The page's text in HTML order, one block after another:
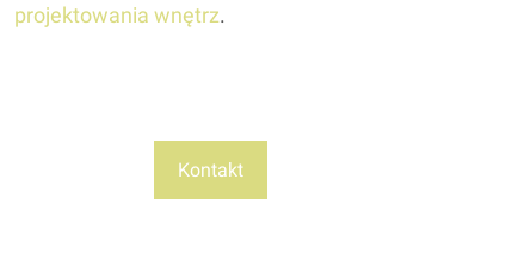
projektowania wnętrz.
Kontakt